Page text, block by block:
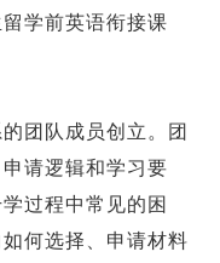
学前英语衔接课
团队成员创立。团
请逻辑和学习要
过程中常见的困
何选择、申请材料